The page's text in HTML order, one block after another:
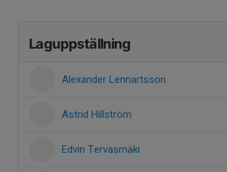
Laguppställning
Alexander Lennartsson
Astrid Hillström
Edvin Tervasmäki